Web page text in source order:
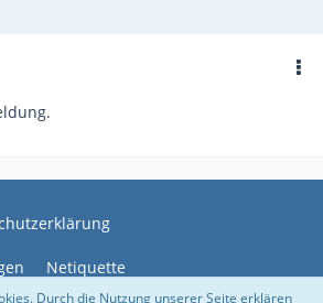
Netiquette
Durch die Nutzung unserer Seite erklären